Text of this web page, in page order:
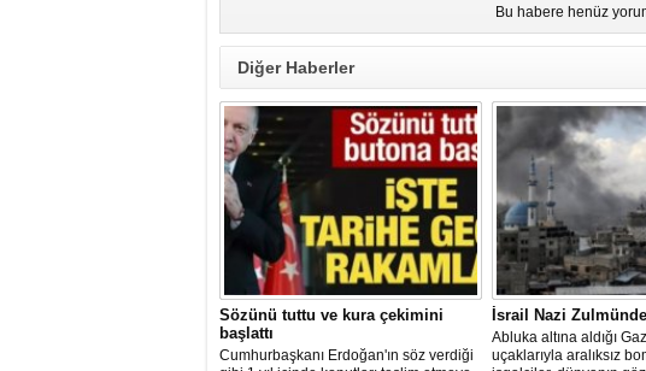
Bu habere henüz
Diğer Haberler
Sözünü tuttu ve kura çekimini
başlattı
Cumhurbaşkanı Erdoğan'ın söz verdiği
İsrail Nazi
Abluka altına aldığı
uçaklarıyla aralıksız